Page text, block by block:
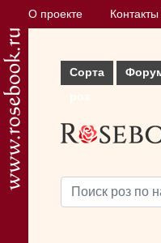
О проекте Контакты
Сорта